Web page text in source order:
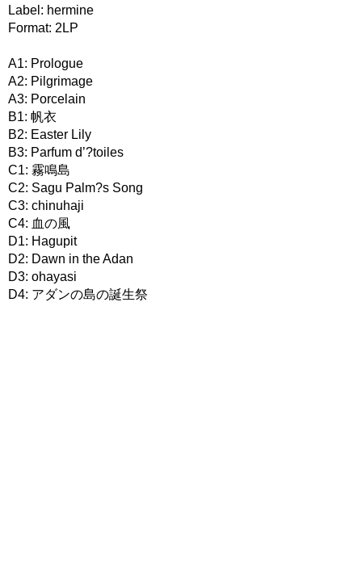
Label: hermine
Format: 2LP
A1: Prologue
A2: Pilgrimage
A3: Porcelain
B1: 帆衣
B2: Easter Lily
B3: Parfum d’?toiles
C1: 霧鳴島
C2: Sagu Palm?s Song
C3: chinuhaji
C4: 血の風
D1: Hagupit
D2: Dawn in the Adan
D3: ohayasi
D4: アダンの島の誕生祭